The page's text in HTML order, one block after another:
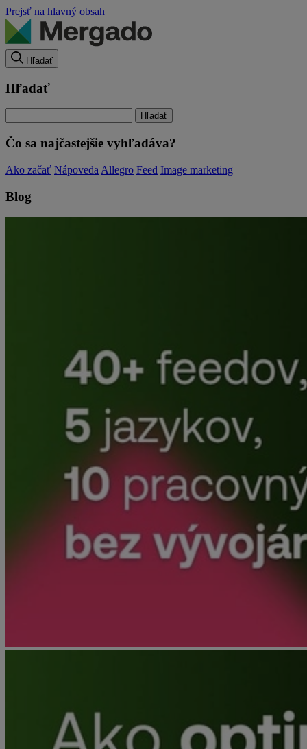
Prejsť na hlavný obsah
Hľadať
Hľadať
Čo sa najčastejšie vyhľadáva?
Ako začať Nápoveda Allegro Feed Image marketing
Blog